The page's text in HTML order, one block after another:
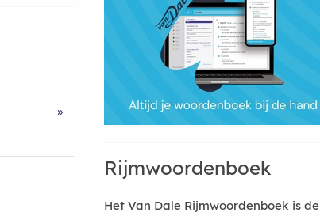
»
Rijmwoordenboek
Het Van Dale Rijmwoordenboek is de